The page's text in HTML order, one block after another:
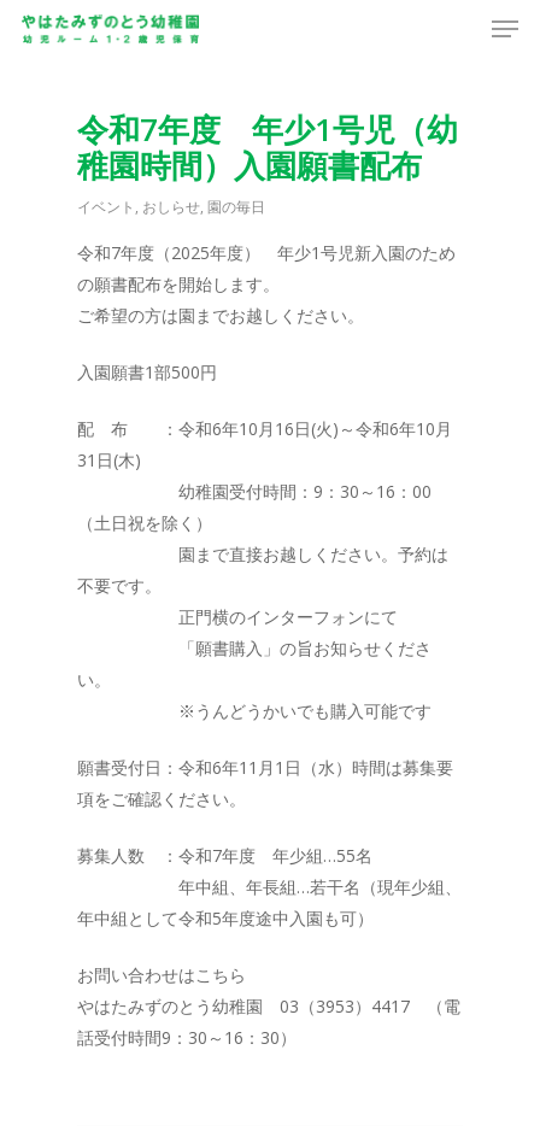
Skip
令和7年度 年少1号児（幼
稚園時間）入園願書配布
イベント , おしらせ, 園の毎日
令和7年度（2025年度） 年少1号児新入園のため
の願書配布を開始します。
ご希望の方は園までお越しください。
入園願書1部500円
配 布 ：令和6年10月16日(火)～令和6年10月
31日(木)
幼稚園受付時間：9：30～16：00
（土日祝を除く）
園まで直接お越しください。予約は
不要です。
正門横のインターフォンにて
「願書購入」の旨お知らせくださ
い。
※うんどうかいでも購入可能です
願書受付日：令和6年11月1日（水）時間は募集要
項をご確認ください。
募集人数 ：令和7年度 年少組…55名
年中組、年長組…若干名（現年少組、
年中組として令和5年度途中入園も可）
お問い合わせはこちら
やはたみずのとう幼稚園 03（3953）4417 （電
話受付時間9：30～16：30）